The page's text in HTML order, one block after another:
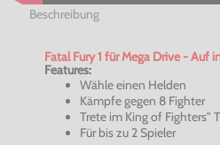
Beschreibung
Fatal Fury 1 für Mega Drive - Auf
Features:
Wähle einen Helden
Kämpfe gegen 8 Fighter
Trete im King of Fighters"
Für bis zu 2 Spieler